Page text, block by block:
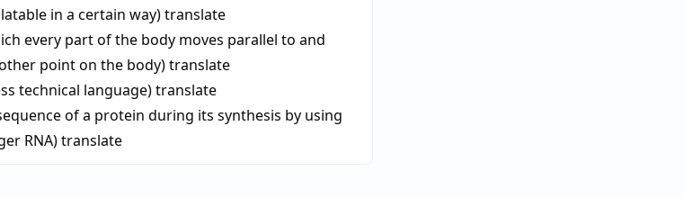
in a certain way)translate
every part of the body moves parallel to and
point on the body)translate
technical language)translate
of a protein during its synthesis by using
RNA)translate